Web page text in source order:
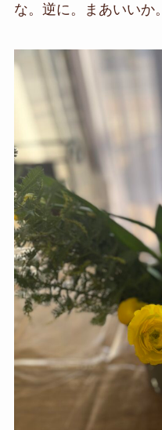
な。逆に。まあいいか。